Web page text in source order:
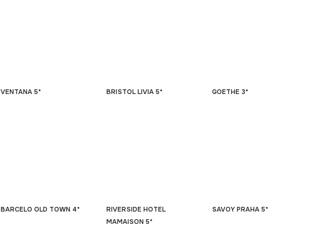
VENTANA 5* BRISTOL LIVIA 5* GOETHE 3*
BARCELO OLD TOWN 4*
RIVERSIDE HOTEL
MAMAISON 5*
SAVOY PRAHA 5*